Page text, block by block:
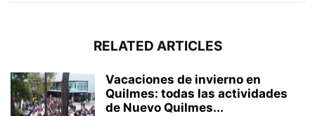
RELATED ARTICLES
Vacaciones de invierno en
Quilmes: todas las actividades
de Nuevo Quilmes...